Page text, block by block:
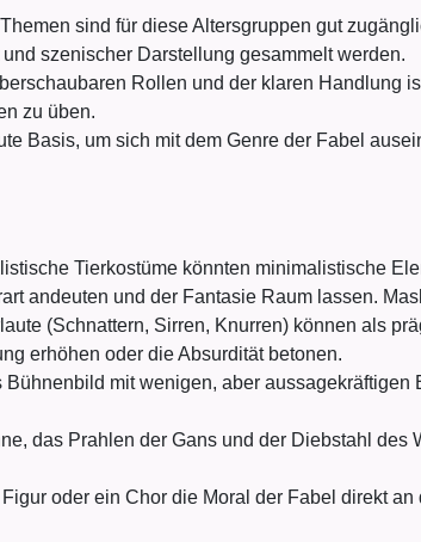
sind für diese Altersgruppen gut
szenischer Darstellung gesammelt werden.
Rollen und der klaren Handlung
zu üben.
Basis, um sich mit dem Genre der Fabel
Tierkostüme könnten minimalistische
andeuten und der Fantasie Raum lassen.
(Schnattern, Sirren, Knurren) können als
erhöhen oder die Absurdität betonen.
Bühnenbild mit wenigen, aber
das Prahlen der Gans und der Diebstahl
oder ein Chor die Moral der Fabel direkt